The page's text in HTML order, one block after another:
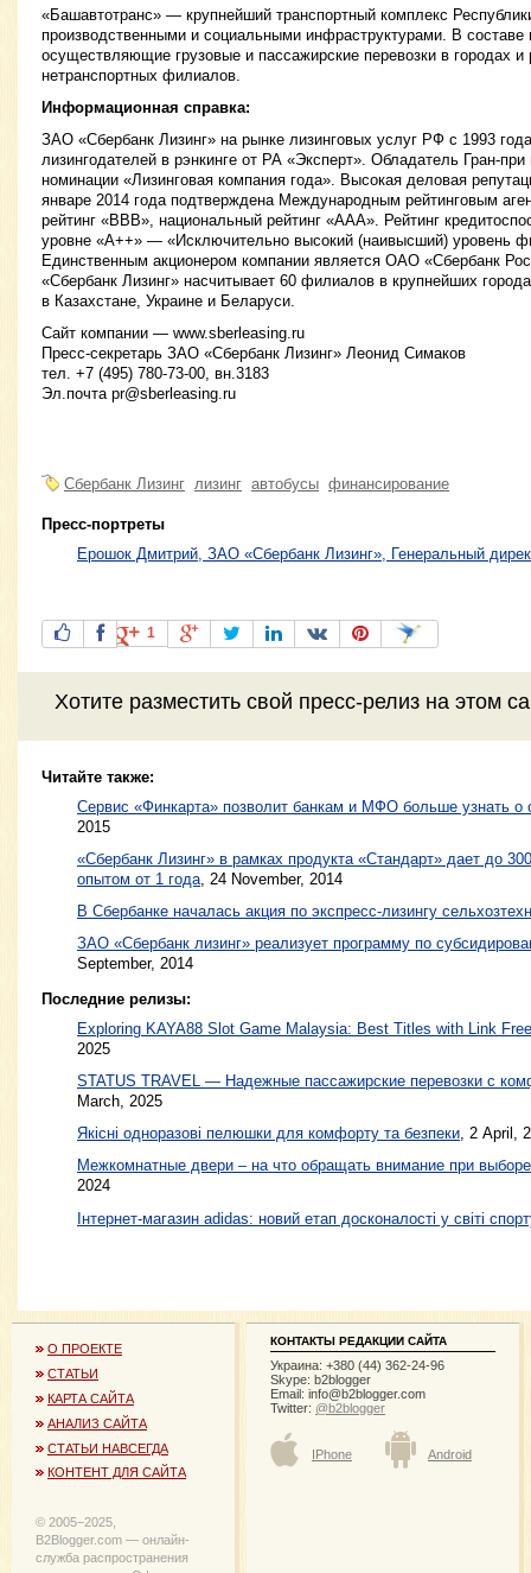
«Башавтотранс» — крупнейший транспортный комплекс
производственными и социальными инфраструктурами. В
осуществляющие грузовые и пассажирские перевозки в городах и
нетранспортных филиалов.
Информационная справка:
ЗАО «Сбербанк Лизинг» на рынке лизинговых услуг РФ с 1993
лизингодателей в рэнкинге от РА «Эксперт». Обладатель Гран-
номинации «Лизинговая компания года». Высокая деловая
январе 2014 года подтверждена Международным рейтинговым
рейтинг «BBB», национальный рейтинг «ААА». Рейтинг
уровне «А++» — «Исключительно высокий (наивысший) уровень
Единственным акционером компании является ОАО «Сбербанк
«Сбербанк Лизинг» насчитывает 60 филиалов в крупнейших
в Казахстане, Украине и Беларуси.
Сайт компании — www.sberleasing.ru
Пресс-секретарь ЗАО «Сбербанк Лизинг» Леонид Симаков
тел. +7 (495) 780-73-00, вн.3183
Эл.почта pr@sberleasing.ru
Сбербанк Лизинг лизинг автобусы финансирование
Пресс-портреты
Ерошок Дмитрий, ЗАО «Сбербанк Лизинг», Генеральный
1
Хотите разместить свой пресс-релиз на этом
Читайте также:
Сервис «Финкарта» позволит банкам и МФО больше узнать о
2015
«Сбербанк Лизинг» в рамках продукта «Стандарт» дает до
опытом от 1 года 24 November, 2014
В Сбербанке началась акция по экспресс-лизингу
ЗАО «Сбербанк лизинг» реализует программу по
September, 2014
Последние релизы:
Exploring KAYA88 Slot Game Malaysia: Best Titles with Link
2025
STATUS TRAVEL — Надежные пассажирские перевозки с
March, 2025
Якісні одноразові пелюшки для комфорту та безпеки, 2 April,
Межкомнатные двери – на что обращать внимание при
2024
Інтернет-магазин adidas: новий етап досконалості у світі
О ПРОЕКТЕ
СТАТЬИ
КАРТА САЙТА
АНАЛИЗ САЙТА
СТАТЬИ НАВСЕГДА
КОНТЕНТ ДЛЯ САЙТА
© 2005−2025,
B2Blogger.com — онлайн-
служба распространения
КОНТАКТЫ РЕДАКЦИИ САЙТА
Украина: +380 (44) 362-24-96
Skype: b2blogger
Email: info@b2blogger.com
Twitter: @b2blogger
IPhone Android